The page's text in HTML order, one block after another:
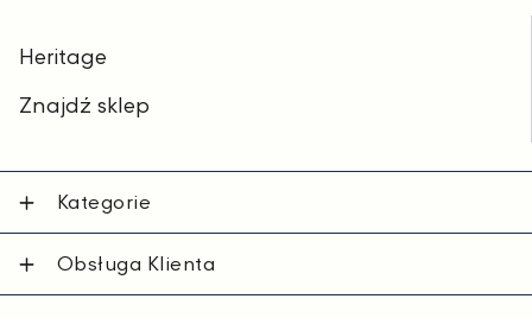
Heritage
Znajdź sklep
Kategorie
Obsługa Klienta